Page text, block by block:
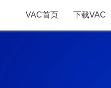
VAC首页 下载VAC